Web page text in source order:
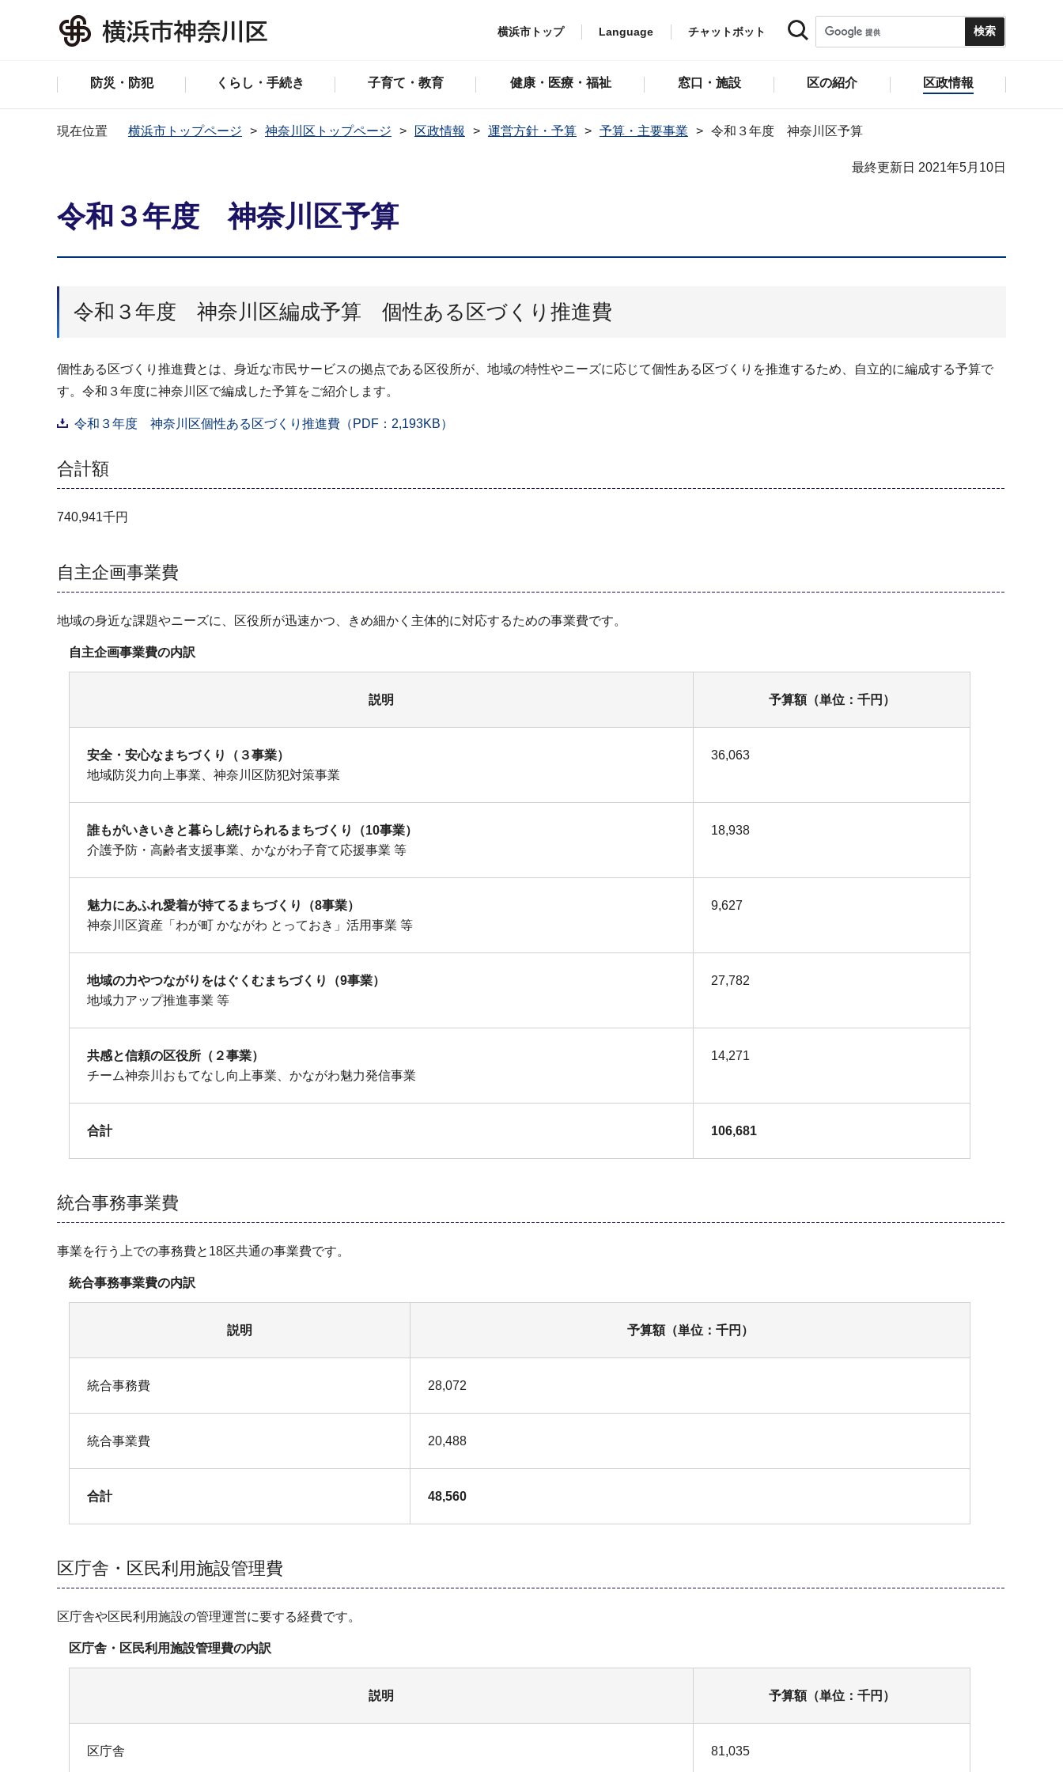
横浜市トップ Language チャットボット
防災・防犯 くらし・手続き 子育て・教育 健康・医療・福祉 窓口・施設 区の紹介 区政情報
現在位置 横浜市トップページ 神奈川区トップページ 区政情報 運営方針・予算 予算・主要事業 令和３年度 神奈川区予算
最終更新日 2021年5月10日
令和３年度 神奈川区予算
令和３年度 神奈川区編成予算 個性ある区づくり推進費
個性ある区づくり推進費とは、身近な市民サービスの拠点である区役所が、地域の特性やニーズに応じて個性ある区づくりを推進するため、自立的に編成する予算で
す。令和３年度に神奈川区で編成した予算をご紹介します。
令和３年度 神奈川区個性ある区づくり推進費（PDF：2,193KB）
合計額
740,941千円
自主企画事業費
地域の身近な課題やニーズに、区役所が迅速かつ、きめ細かく主体的に対応するための事業費です。
自主企画事業費の内訳
説明 予算額（単位：千円）
安全・安心なまちづくり（３事業）
地域防災力向上事業、神奈川区防犯対策事業
36,063
誰もがいきいきと暮らし続けられるまちづくり（10事業）
介護予防・高齢者支援事業、かながわ子育て応援事業 等
18,938
魅力にあふれ愛着が持てるまちづくり（8事業）
神奈川区資産「わが町 かながわ とっておき」活用事業 等
9,627
地域の力やつながりをはぐくむまちづくり（9事業）
地域力アップ推進事業 等
27,782
共感と信頼の区役所（２事業）
チーム神奈川おもてなし向上事業、かながわ魅力発信事業
14,271
合計 106,681
統合事務事業費
事業を行う上での事務費と18区共通の事業費です。
統合事務事業費の内訳
説明 予算額（単位：千円）
統合事務費 28,072
統合事業費 20,488
合計 48,560
区庁舎・区民利用施設管理費
区庁舎や区民利用施設の管理運営に要する経費です。
区庁舎・区民利用施設管理費の内訳
説明 予算額（単位：千円）
区庁舎 81,035